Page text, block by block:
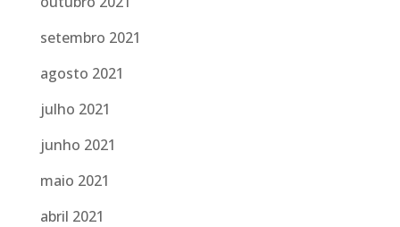
setembro 2021
agosto 2021
julho 2021
junho 2021
maio 2021
abril 2021